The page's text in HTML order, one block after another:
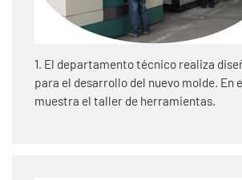
1. El departamento técnico realiza
para el desarrollo del nuevo molde. En
muestra el taller de herramientas.